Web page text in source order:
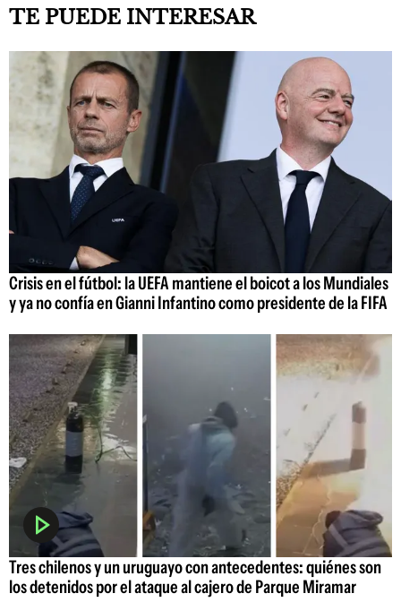
TE PUEDE INTERESAR
Crisis en el fútbol: la UEFA mantiene el boicot a los Mundiales
y ya no confía en Gianni Infantino como presidente de la FIFA
Tres chilenos y un uruguayo con antecedentes: quiénes son
los detenidos por el ataque al cajero de Parque Miramar